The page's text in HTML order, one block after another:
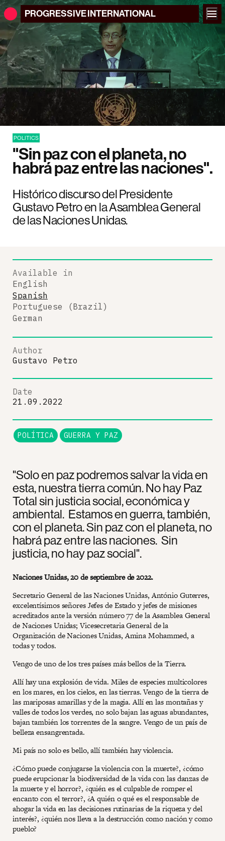
PROGRESSIVEINTERNATIONAL
POLITICS
"Sin paz con el planeta, no
habrá paz entre las naciones".
Histórico discurso del Presidente
Gustavo Petro en la Asamblea General
de las Naciones Unidas.
"Solo en paz podremos salvar la vida en
esta, nuestra tierra común. No hay Paz
Total sin justicia social, económica y
ambiental. Estamos en guerra, también,
con el planeta. Sin paz con el planeta, no
habrá paz entre las naciones. Sin
justicia, no hay paz social".
Naciones Unidas, 20 de septiembre de 2022.
Secretario General de las Naciones Unidas, António Guterres,
excelentísimos señores Jefes de Estado y jefes de misiones
acreditados ante la versión número 77 de la Asamblea General
de Naciones Unidas; Vicesecretaria General de la
Organización de Naciones Unidas, Amina Mohammed, a
todas y todos.
Vengo de uno de los tres países más bellos de la Tierra.
Allí hay una explosión de vida. Miles de especies multicolores
en los mares, en los cielos, en las tierras. Vengo de la tierra de
las mariposas amarillas y de la magia. Allí en las montañas y
valles de todos los verdes, no solo bajan las aguas abundantes,
bajan también los torrentes de la sangre. Vengo de un país de
belleza ensangrentada.
Mi país no solo es bello, allí también hay violencia.
¿Cómo puede conjugarse la violencia con la muerte?, ¿cómo
puede erupcionar la biodiversidad de la vida con las danzas de
la muerte y el horror?, ¿quién es el culpable de romper el
encanto con el terror?, ¿A quién o qué es el responsable de
ahogar la vida en las decisiones rutinarias de la riqueza y del
interés?, ¿quién nos lleva a la destrucción como nación y como
pueblo?
Available in
English
Spanish
Portuguese (Brazil)
German
Author
Gustavo Petro
Date
21.09.2022
POLÍTICA GUERRA Y PAZ